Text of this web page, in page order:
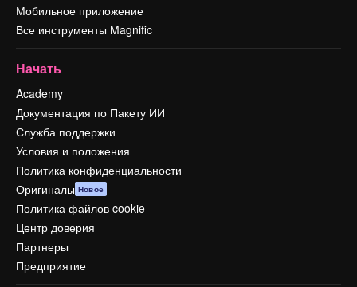
Мобильное приложение
Все инструменты Magnific
Начать
Academy
Документация по Пакету ИИ
Служба поддержки
Условия и положения
Политика конфиденциальности
Оригиналы Новое
Политика файлов cookie
Центр доверия
Партнеры
Предприятие